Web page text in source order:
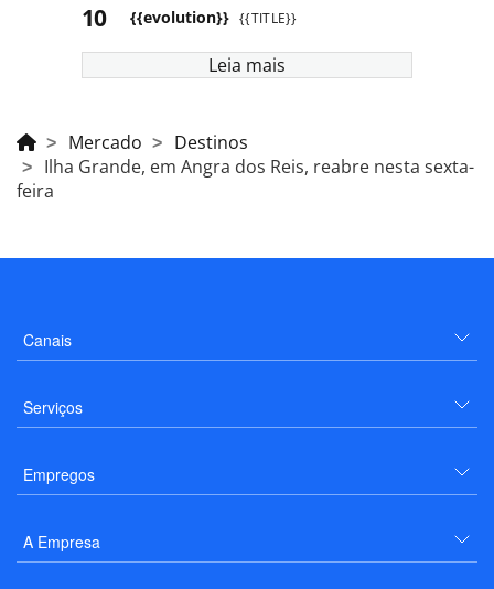
{{evolution}} {{TITLE}}
Leia mais
Mercado
Destinos
Ilha Grande, em Angra dos Reis, reabre nesta sexta-
feira
Canais
Serviços
Empregos
A Empresa